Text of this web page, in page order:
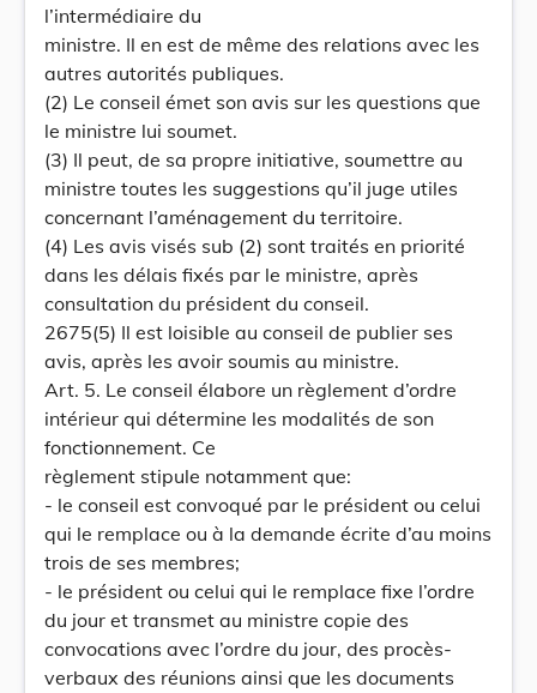
l’intermédiaire du
ministre. Il en est de même des relations avec les
autres autorités publiques.
(2) Le conseil émet son avis sur les questions que
le ministre lui soumet.
(3) Il peut, de sa propre initiative, soumettre au
ministre toutes les suggestions qu’il juge utiles
concernant l’aménagement du territoire.
(4) Les avis visés sub (2) sont traités en priorité
dans les délais fixés par le ministre, après
consultation du président du conseil.
2675(5) Il est loisible au conseil de publier ses
avis, après les avoir soumis au ministre.
Art. 5. Le conseil élabore un règlement d’ordre
intérieur qui détermine les modalités de son
fonctionnement. Ce
règlement stipule notamment que:
- le conseil est convoqué par le président ou celui
qui le remplace ou à la demande écrite d’au moins
trois de ses membres;
- le président ou celui qui le remplace fixe l’ordre
du jour et transmet au ministre copie des
convocations avec l’ordre du jour, des procès-
verbaux des réunions ainsi que les documents